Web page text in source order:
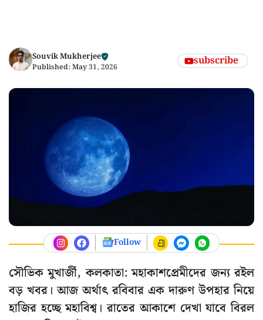
Souvik Mukherjee
Published: May 31, 2026 subscribe
Follow
সৌভিক মুখার্জী, কলকাতা: মহাকাশপ্রেমীদের জন্য রইল
বড় খবর। আজ অর্থাৎ রবিবার এক দারুণ উপহার নিয়ে
হাজির হচ্ছে মহাবিশ্ব। রাতের আকাশে দেখা যাবে বিরল